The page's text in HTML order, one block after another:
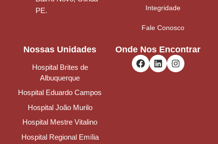
PE.
Integridade
Fale Conosco
Nossas Unidades
Hospital Brites de
Albuquerque
Hospital Eduardo Campos
Hospital João Murilo
Hospital Mestre Vitalino
Hospital Regional Emília
Onde Nos Encontrar